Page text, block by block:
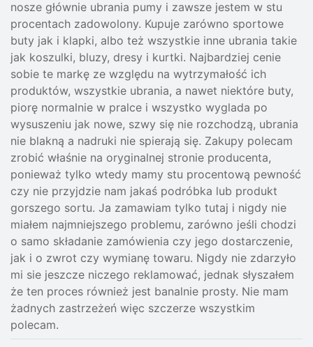
nosze głównie ubrania pumy i zawsze jestem w stu
procentach zadowolony. Kupuje zarówno sportowe
buty jak i klapki, albo też wszystkie inne ubrania takie
jak koszulki, bluzy, dresy i kurtki. Najbardziej cenie
sobie te markę ze względu na wytrzymałość ich
produktów, wszystkie ubrania, a nawet niektóre buty,
piorę normalnie w pralce i wszystko wyglada po
wysuszeniu jak nowe, szwy się nie rozchodzą, ubrania
nie blakną a nadruki nie spierają się. Zakupy polecam
zrobić właśnie na oryginalnej stronie producenta,
ponieważ tylko wtedy mamy stu procentową pewność
czy nie przyjdzie nam jakaś podróbka lub produkt
gorszego sortu. Ja zamawiam tylko tutaj i nigdy nie
miałem najmniejszego problemu, zarówno jeśli chodzi
o samo składanie zamówienia czy jego dostarczenie,
jak i o zwrot czy wymianę towaru. Nigdy nie zdarzyło
mi sie jeszcze niczego reklamować, jednak słyszałem
że ten proces również jest banalnie prosty. Nie mam
żadnych zastrzeżeń więc szczerze wszystkim
polecam.